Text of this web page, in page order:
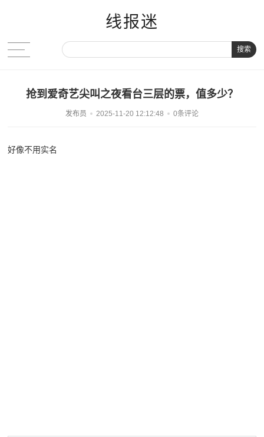
线报迷
搜索
抢到爱奇艺尖叫之夜看台三层的票，值多少？
发布员 2025-11-20 12:12:48 0条评论
好像不用实名